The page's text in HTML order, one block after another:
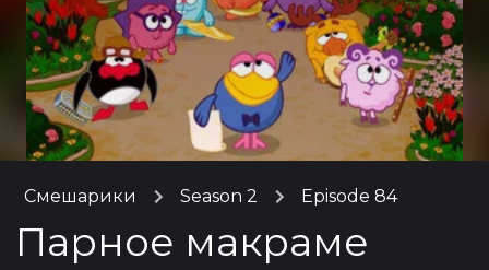
Смешарики Season 2 Episode 84
Парное макраме